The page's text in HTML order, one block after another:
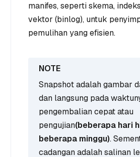
manifes, seperti skema,
vektor (binlog), untuk
pemulihan yang efisien.
Snapshot adalah gambar
dan langsung pada
pengembalian cepat atau
pengujian(beberapa hari
beberapa minggu).
cadangan adalah salinan